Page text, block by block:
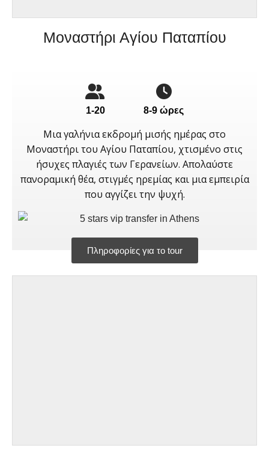
Μοναστήρι Αγίου Παταπίου
1-20 8-9 ώρες
Μια γαλήνια εκδρομή μισής ημέρας στο
Μοναστήρι του Αγίου Παταπίου, χτισμένο στις
ήσυχες πλαγιές των Γερανείων. Απολαύστε
πανοραμική θέα, στιγμές ηρεμίας και μια εμπειρία
που αγγίζει την ψυχή.
Πληροφορίες για το tour